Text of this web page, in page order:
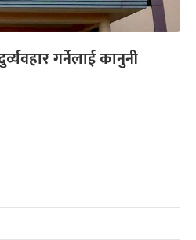
गर्नेलाई कानुनी